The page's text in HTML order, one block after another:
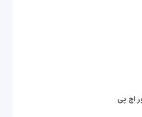
اچ پی